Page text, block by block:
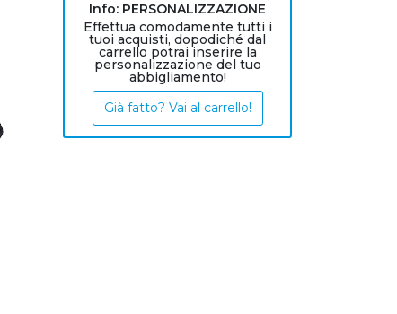
Info: PERSONALIZZAZIONE
Effettua comodamente tutti i
tuoi acquisti, dopodiché dal
carrello potrai inserire la
personalizzazione del tuo
abbigliamento!
Già fatto? Vai al carrello!